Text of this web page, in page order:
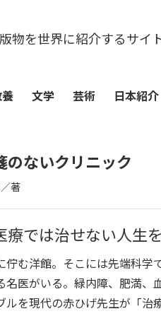
物を世界に紹介するサイ
文学 芸術 日本紹介
のないクリニック
著
療では治せない人生
佇む洋館。そこには先端科学
名医がいる。緑内障、肥満、
ルを現代の赤ひげ先生が「治